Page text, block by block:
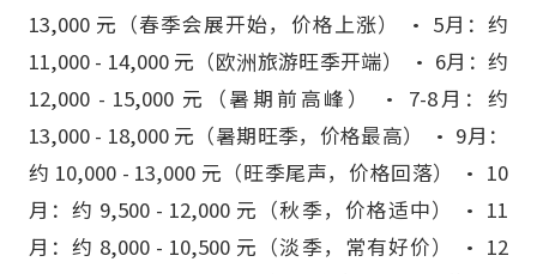
13,000 元（春季会展开始，价格上涨） • 5月：约
11,000 - 14,000 元（欧洲旅游旺季开端） • 6月：约
12,000 - 15,000 元（暑期前高峰） • 7-8月：约
13,000 - 18,000 元（暑期旺季，价格最高） • 9月：
约 10,000 - 13,000 元（旺季尾声，价格回落） • 10
月：约 9,500 - 12,000 元（秋季，价格适中） • 11
月：约 8,000 - 10,500 元（淡季，常有好价） • 12